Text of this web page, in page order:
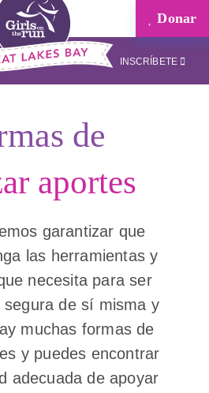
Donar
INSCRÍBETE
de
aportes
garantizar que
las herramientas y
necesita para ser
de sí misma y
muchas formas de
y puedes encontrar
adecuada de apoyar